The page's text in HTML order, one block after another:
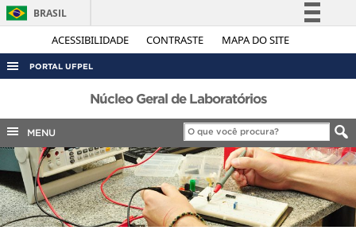
ACESSIBILIDADE CONTRASTE MAPA DO SITE
BRASIL
Simplifique!
Legislação
Canais
PORTAL UFPEL
ACESSO À INFORMAÇÃO
AUDITORIA
COBALTO
CONCURSOS
EDITAIS
INTERNACIONAL
Núcleo Geral de Laboratórios
MENU